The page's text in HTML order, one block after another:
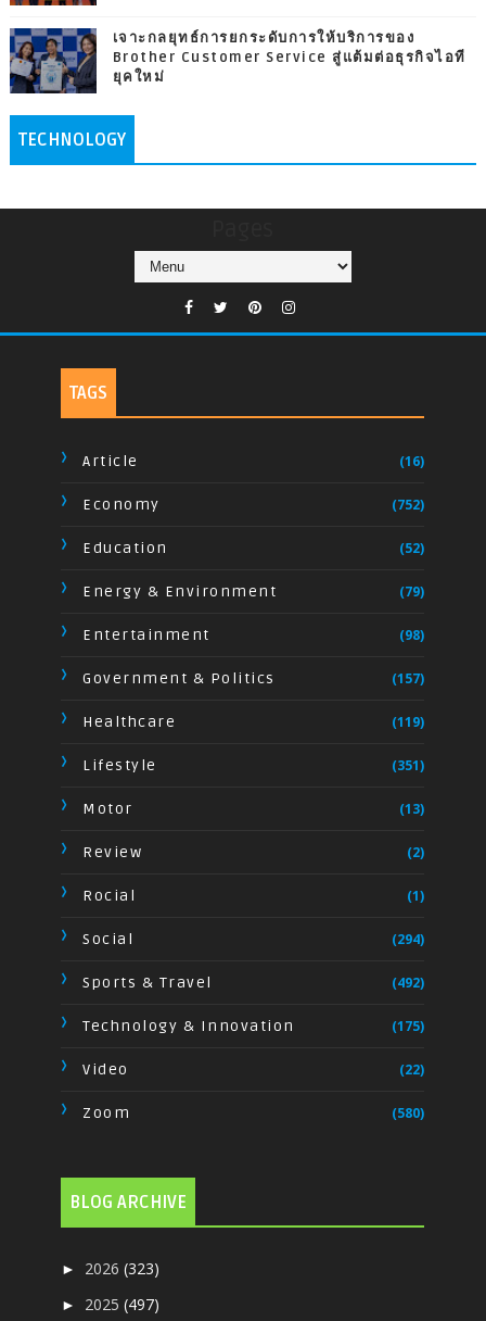
เจาะกลยุทธ์การยกระดับการให้บริการของ
Brother Customer Service สู่แต้มต่อธุรกิจไอที
ยุคใหม่
TECHNOLOGY
TAGS
Article (16)
Economy (752)
Education (52)
Energy & Environment (79)
Entertainment (98)
Government & Politics (157)
Healthcare (119)
Lifestyle (351)
Motor (13)
Review (2)
Rocial (1)
Social (294)
Sports & Travel (492)
Technology & Innovation (175)
Video (22)
Zoom (580)
BLOG ARCHIVE
► 2026(323)
► 2025(497)